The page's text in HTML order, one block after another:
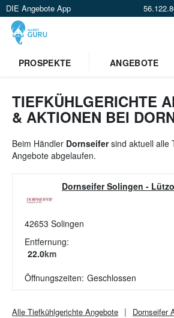
DIE Angebote App
Standort festlegen
PROSPEKTE ANGEBOTE
TIEFKÜHLGERICHTE
& AKTIONEN BEI
Beim Händler Dornseifersind aktuell alle
Angebote abgelaufen.
Dornseifer Solingen -
42653 Solingen
Entfernung:
22.0km
Öffnungszeiten: Geschlossen
Alle Tiefkühlgerichte Angebote Dornseifer